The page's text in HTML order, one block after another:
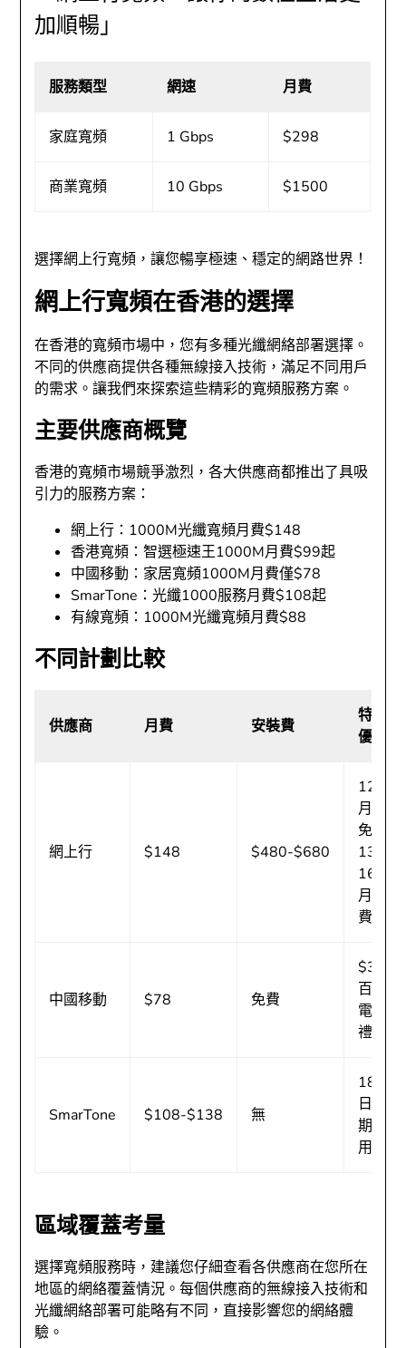
加順暢」
服務類型 網速 月費
家庭寬頻 1 Gbps $298
商業寬頻 10 Gbps $1500
選擇網上行寬頻，讓您暢享極速、穩定的網路世界！
網上行寬頻在香港的選擇
在香港的寬頻市場中，您有多種光纖網絡部署選擇。
不同的供應商提供各種無線接入技術，滿足不同用戶
的需求。讓我們來探索這些精彩的寬頻服務方案。
主要供應商概覽
香港的寬頻市場競爭激烈，各大供應商都推出了具吸
引力的服務方案：
網上行：1000M光纖寬頻月費$148
香港寬頻：智選極速王1000M月費$99起
中國移動：家居寬頻1000M月費僅$78
SmarTone：光纖1000服務月費$108起
有線寬頻：1000M光纖寬頻月費$88
不同計劃比較
供應商 月費 安裝費
特別
優惠
網上行 $148 $480-$680
12個
月後
免
13-
16個
月月
費
中國移動 $78 免費
$300
百佳
電子
禮券
SmarTone $108-$138 無
180
日延
期啟
用
區域覆蓋考量
選擇寬頻服務時，建議您仔細查看各供應商在您所在
地區的網絡覆蓋情況。每個供應商的無線接入技術和
光纖網絡部署可能略有不同，直接影響您的網絡體
驗。